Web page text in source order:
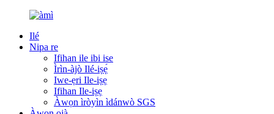
Ilé
Nipa re
Ifihan ile ibi ise
Ìrìn-àjò Ilé-iṣẹ́
Iwe-ẹri Ile-iṣẹ
Ifihan Ile-iṣẹ
Àwọn ìròyìn ìdánwò SGS